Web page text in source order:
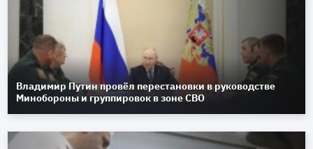
Владимир Путин провёл перестановки в руководстве
Минобороны и группировок в зоне СВО